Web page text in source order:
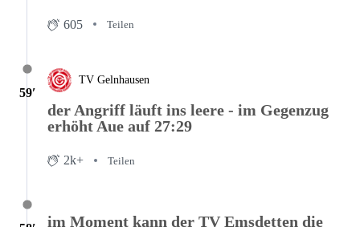
605 Teilen
59′
TV Gelnhausen
der Angriff läuft ins leere - im Gegenzug
erhöht Aue auf 27:29
2k+ Teilen
im Moment kann der TV Emsdetten die